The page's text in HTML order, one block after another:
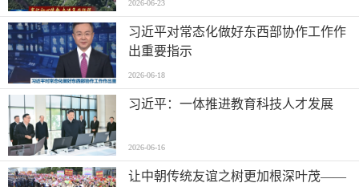
2026-06-23
习近平对常态化做好东西部协作工作作
出重要指示
2026-06-18
习近平：一体推进教育科技人才发展
2026-06-16
让中朝传统友谊之树更加根深叶茂——